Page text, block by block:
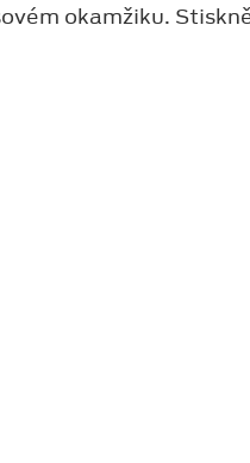
okamžiku.